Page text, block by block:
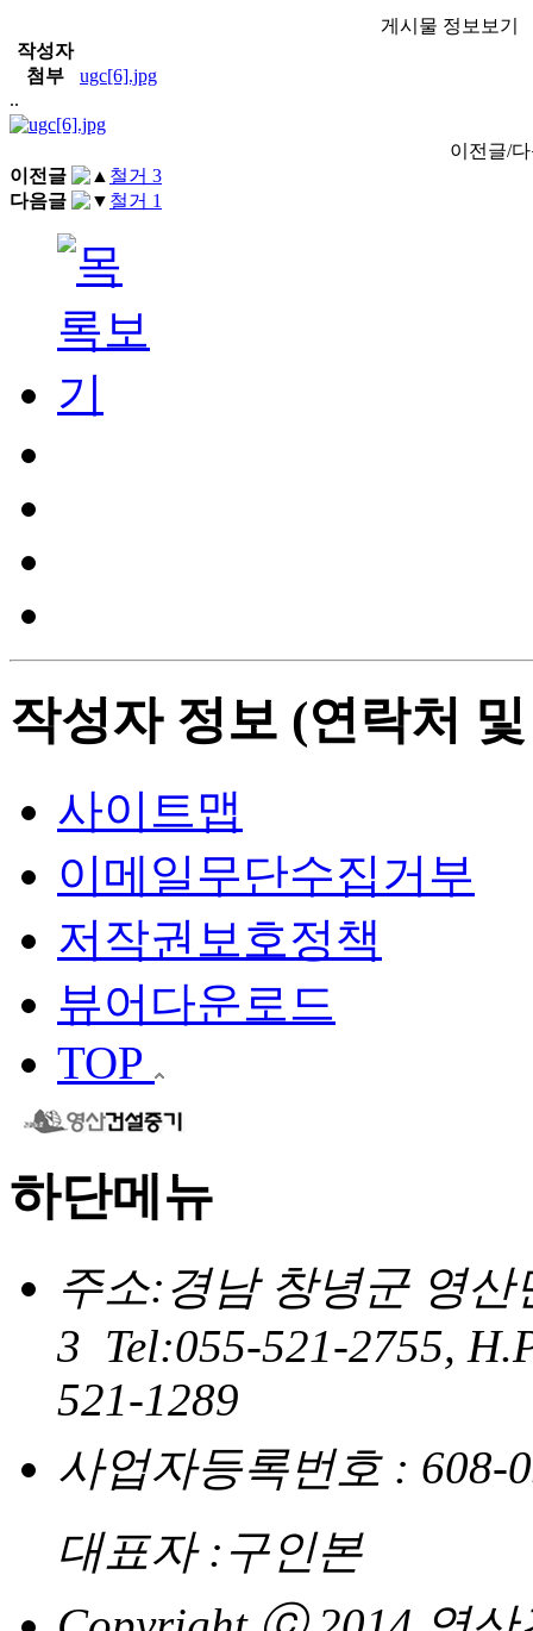
게시물 정보보기
작성자
첨부
ugc[6].jpg
..
이전글/
이전글
철거 3
다음글
철거 1
작성자 정보 (연락처
사이트맵
이메일무단수집거부
저작권보호정책
뷰어다운로드
TOP
하단메뉴
주소:경남 창녕군 영산
3 Tel:055-521-2755,
521-1289
사업자등록번호 : 608-
대표자 :구인본